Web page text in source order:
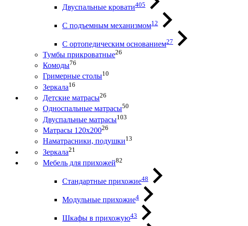
Двуспальные кровати405
С подъемным механизмом12
С ортопедическим основанием27
Тумбы прикроватные26
Комоды76
Гримерные столы10
Зеркала16
Детские матрасы26
Односпальные матрасы50
Двуспальные матрасы103
Матрасы 120х20026
Наматрасники, подушки13
Зеркала21
Мебель для прихожей82
Стандартные прихожие48
Модульные прихожие4
Шкафы в прихожую43